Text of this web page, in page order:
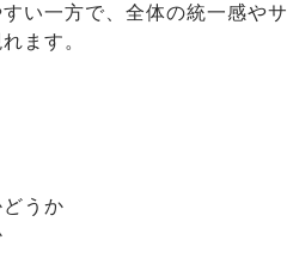
い一方で、全体の統一感や
ます。
うか